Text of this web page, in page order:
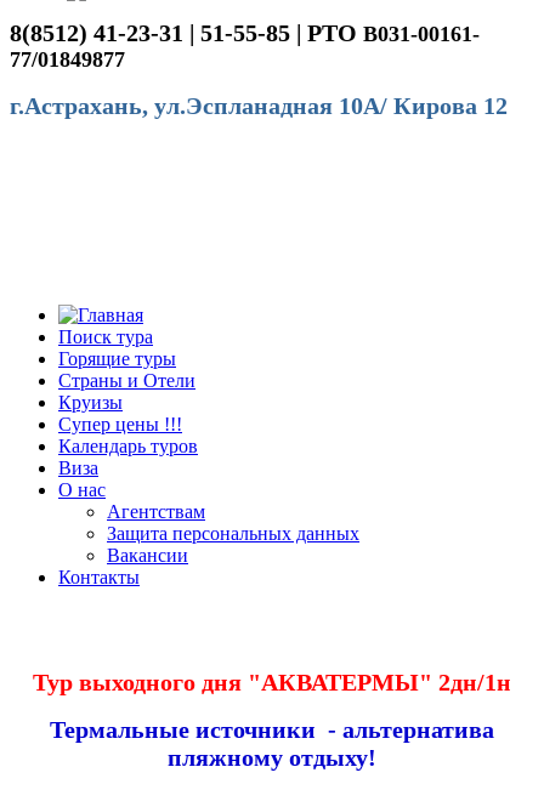
8(8512) 41-23-31 | 51-55-85 | РТО В031-00161-
77/01849877
г.Астрахань, ул.Эспланадная 10А/ Кирова 12
Поиск тура
Горящие туры
Страны и Отели
Круизы
Супер цены !!!
Календарь туров
Виза
О нас
Агентствам
Защита персональных данных
Вакансии
Контакты
Тур выходного дня "АКВАТЕРМЫ" 2дн/1н
Термальные источники - альтернатива
пляжному отдыху!